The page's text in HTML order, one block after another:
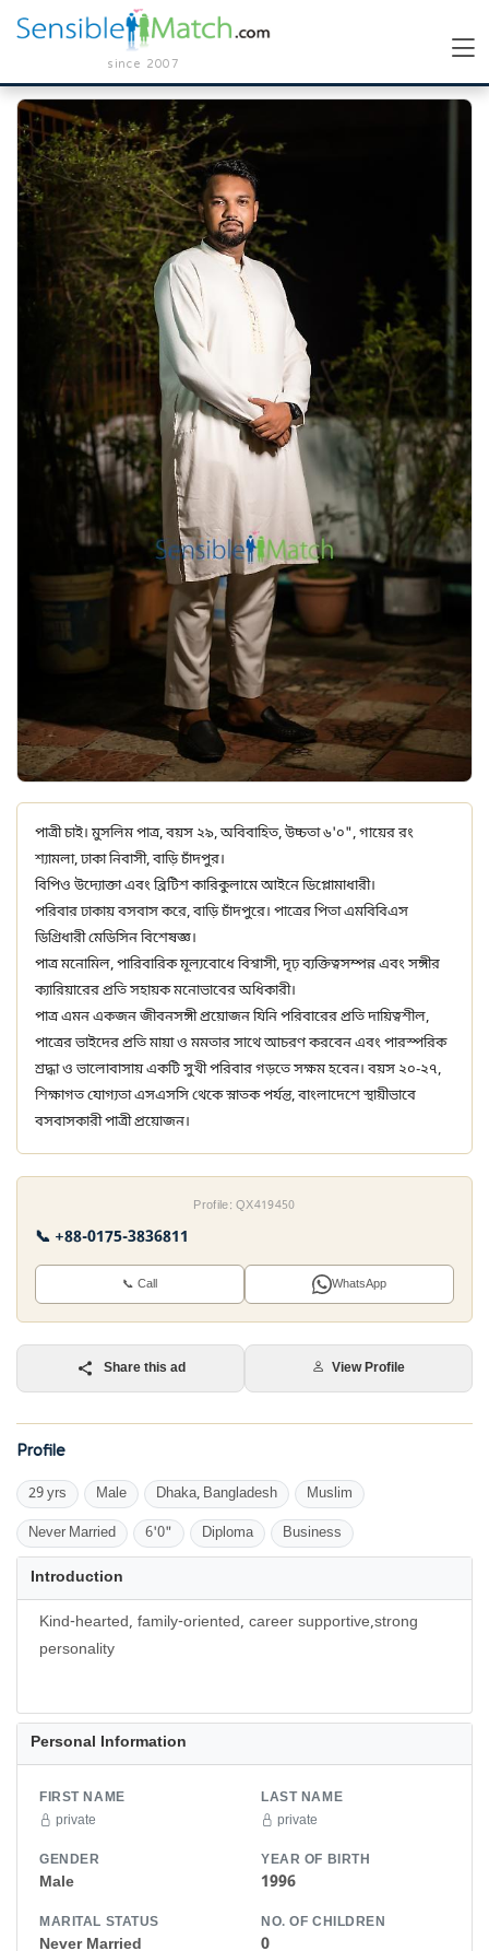
since 2007
পাত্রী চাই। মুসলিম পাত্র, বয়স ২৯, অবিবাহিত, উচ্চতা ৬'০", গায়ের রং
শ্যামলা, ঢাকা নিবাসী, বাড়ি চাঁদপুর।
বিপিও উদ্যোক্তা এবং ব্রিটিশ কারিকুলামে আইনে ডিপ্লোমাধারী।
পরিবার ঢাকায় বসবাস করে, বাড়ি চাঁদপুরে। পাত্রের পিতা এমবিবিএস
ডিগ্রিধারী মেডিসিন বিশেষজ্ঞ।
পাত্র মনোমিল, পারিবারিক মূল্যবোধে বিশ্বাসী, দৃঢ় ব্যক্তিত্বসম্পন্ন এবং সঙ্গীর
ক্যারিয়ারের প্রতি সহায়ক মনোভাবের অধিকারী।
পাত্র এমন একজন জীবনসঙ্গী প্রয়োজন যিনি পরিবারের প্রতি দায়িত্বশীল,
পাত্রের ভাইদের প্রতি মায়া ও মমতার সাথে আচরণ করবেন এবং পারস্পরিক
শ্রদ্ধা ও ভালোবাসায় একটি সুখী পরিবার গড়তে সক্ষম হবেন। বয়স ২০-২৭,
শিক্ষাগত যোগ্যতা এসএসসি থেকে স্নাতক পর্যন্ত, বাংলাদেশে স্থায়ীভাবে
বসবাসকারী পাত্রী প্রয়োজন।
Profile: QX419450
📞 +88-0175-3836811
📞 Call WhatsApp
Share this ad View Profile
Profile
29 yrs Male Dhaka, Bangladesh Muslim
Never Married 6'0" Diploma Business
Introduction
Kind-hearted, family-oriented, career supportive,strong
personality
Personal Information
FIRST NAME
private
LAST NAME
private
GENDER
Male
YEAR OF BIRTH
1996
MARITAL STATUS
Never Married
NO. OF CHILDREN
0